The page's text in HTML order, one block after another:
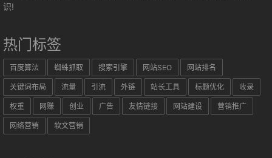
识!
热门标签
百度算法 蜘蛛抓取 搜索引擎 网站SEO 网站排名
关键词布局 流量 引流 外链 站长工具 标题优化 收录
权重 网赚 创业 广告 友情链接 网站建设 营销推广
网络营销 软文营销